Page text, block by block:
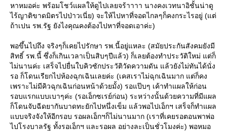
หาหมอค่ะ พร้อมโชว์แผลให้ดูไปเลยจร้าาาา นางคงเวทนาอิชั้นน่าดู
ไร้ญาติขาดมิตรไปป่าวเนี่ย) จะให้ไปหาที่จอดไกลๆก็คงกระไรอยู่ (แต่
ถ้าเปน รพ.รัฐ ยังไงคุณคงต้องไปหาที่จอดเอาค่ะ)
พอขึ้นไปถึง จริงๆก็เคยไปรักษา รพ.นี้อยู่แหละ (สมัยประกันสังคมยังมี
สิทธิ์ รพ.นี้ ซึ่งก็เกินเวลาเป็นสิบๆปีแล้ว) ก็เลยต้องทำประวัติใหม่ แต่ก็
ไม่นานค่ะ เสร็จไปยื่นใบคิวซักประวัติวัดความดัน แล้วยังไม่ทันได้นั่ง
รอ ก็โดนเรียกไปห้องฉุกเฉินเลยค่ะ (เคสเราไม่ฉุกเฉินมาก แต่ก็คง
เพราะไม่มีคิวฉุกเฉินก่อนหน้าด้วยมั้ง) รอแป๊บๆ เค้าทำแผลให้ก่อน
รอบแรกแบบเบาๆค่ะ (รอเอ็กซเรย์ก่อน) ระหว่างนั้นด้วยความที่มีแผล
ก็โดนจับฉีดยากันบาดทะยักไปหนึ่งเข็ม แล้วพอไปเอ็กฯ เสร็จก็ทำแผล
บบจริงจังให้อีกรอบ รอผลเอ็กฯก็ไม่นานมาก (เราที่เคยรอตอนพาพ่อ
ไปโรงบาลรัฐ ทั้งรอเอ็กฯ และรอผล อย่างละเป็นชั่วโมงค่ะ) พอหมอ